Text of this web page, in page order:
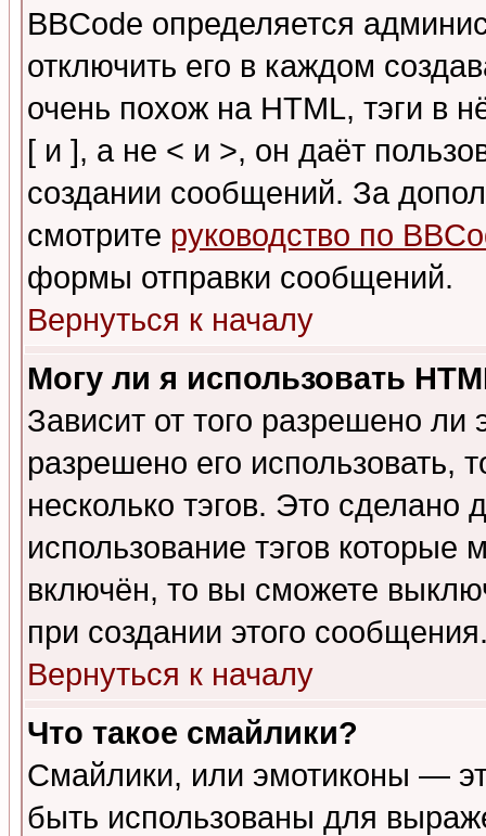
BBCode определяется
отключить его в каждом
очень похож на HTML, тэги в
[ и ], а не < и >, он даёт
создании сообщений. За
смотрите руководство по
формы отправки сообщений.
Вернуться к началу
Могу ли я использовать
Зависит от того разрешено
разрешено его использовать,
несколько тэгов. Это сделано
использование тэгов
включён, то вы сможете
при создании этого
Вернуться к началу
Что такое смайлики?
Смайлики, или эмотиконы —
быть использованы для